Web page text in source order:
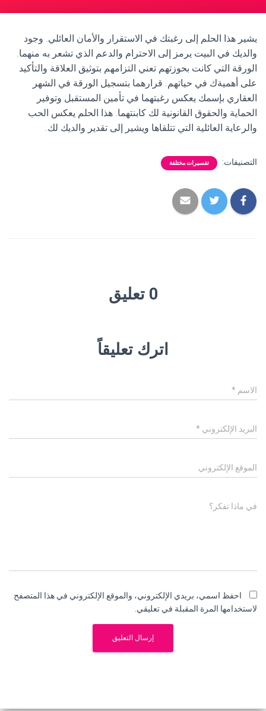
يشير هذا الحلم إلى رغبتك في الاستقرار والأمان العائلي. وجود
والديك في البيت يرمز إلى الاحترام والدعم الذي تشعر به منهما.
الورقة التي كانت بحوزتهم تعني التزامهم بتوثيق العلاقة والتأكيد
على أهميةك في حياتهم. قرارهما بتسجيل الورقة في الشهر
العقاري بإسمك يعكس رغبتهما في تأمين المستقبل وتوفير
الحماية والحقوق القانونية لك كابنتهما. هذا الحلم يعكس الحب
والرعاية العائلية التي تتلقاها ويشير إلى تقدير والديك لك.
التصنيفات: تفسيرات مختلفة
0 تعليق
اترك تعليقاً
الاسم *
البريد الإلكتروني *
الموقع الإلكتروني
في ماذا تفكر؟
احفظ اسمي، بريدي الإلكتروني، والموقع الإلكتروني في هذا المتصفح
لاستخدامها المرة المقبلة في تعليقي.